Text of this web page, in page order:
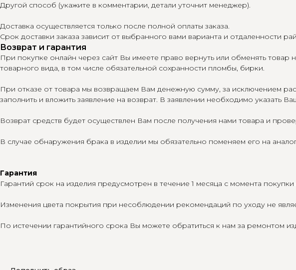
Другой способ (укажите в комментарии, детали уточнит менеджер).
Доставка осуществляется только после полной оплаты заказа.
Срок доставки заказа зависит от выбранного вами варианта и отдаленности
Возврат и гарантия
При покупке онлайн через сайт Вы имеете право вернуть или обменять
товарного вида, в том числе обязательной сохранности пломбы, бирки.
При отказе от товара мы возвращаем Вам денежную сумму, за исключением
заполнить и вложить заявление на возврат. В заявлении необходимо указать
Возврат средств будет осуществлен Вам после получения нами товара и
В случае обнаружения брака в изделии мы обязательно поменяем его на
Гарантия
Гарантий срок на изделия предусмотрен в течение 1 месяца с момента
Изменения цвета покрытия при несоблюдении рекомендаций по уходу не
По истечении гарантийного срока Вы можете обратиться к нам за ремонтом